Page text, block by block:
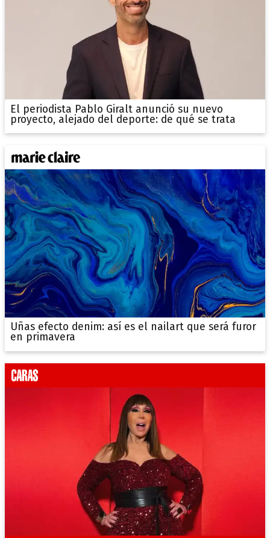
El periodista Pablo Giralt anunció su nuevo
proyecto, alejado del deporte: de qué se trata
Uñas efecto denim: así es el nailart que será furor
en primavera